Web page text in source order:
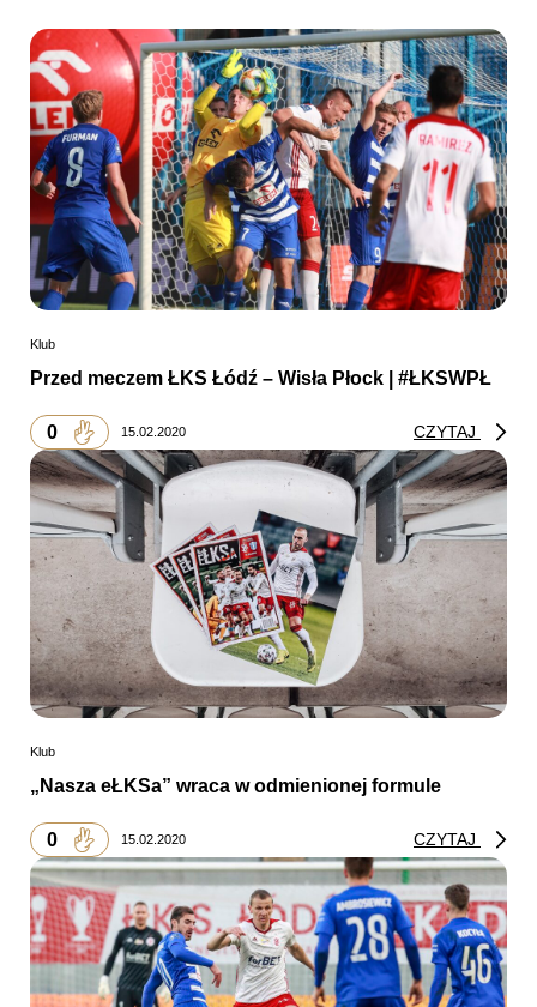
Klub
Przed meczem ŁKS Łódź – Wisła Płock | #ŁKSWPŁ
0 15.02.2020 CZYTAJ
Klub
„Nasza eŁKSa” wraca w odmienionej formule
0 15.02.2020 CZYTAJ